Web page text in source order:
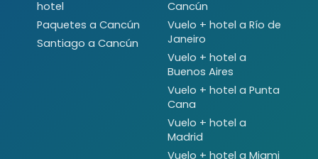
hotel
Paquetes a Cancún
Santiago a Cancún
Cancún
Vuelo + hotel a Río de
Janeiro
Vuelo + hotel a
Buenos Aires
Vuelo + hotel a Punta
Cana
Vuelo + hotel a
Madrid
Vuelo + hotel a Miami